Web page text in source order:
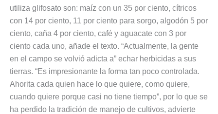
utiliza glifosato son: maíz con un 35 por ciento, cítricos
con 14 por ciento, 11 por ciento para sorgo, algodón 5 por
ciento, caña 4 por ciento, café y aguacate con 3 por
ciento cada uno, añade el texto. “Actualmente, la gente
en el campo se volvió adicta a” echar herbicidas a sus
tierras. “Es impresionante la forma tan poco controlada.
Ahorita cada quien hace lo que quiere, como quiere,
cuando quiere porque casi no tiene tiempo”, por lo que se
ha perdido la tradición de manejo de cultivos, advierte